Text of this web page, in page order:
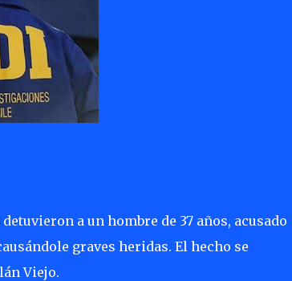
a un hombre de 37 años, acusado
graves heridas. El hecho se
Viejo.